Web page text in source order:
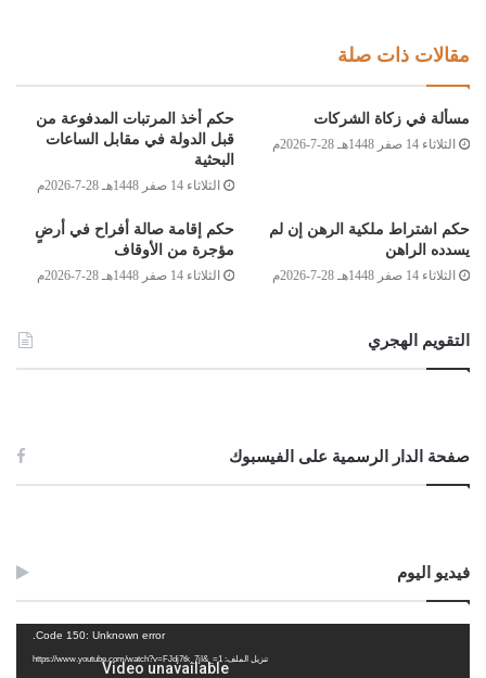
حجره” [الجامع لأحكام القرآن:112/5].
بأمرهما أجرا عظيما، إذا لم ينازعك في حضانتهما من هو أولى منك، والله أعلم.
وصلى الله على سيدنا محمد وعلى آله وصحبه وسلم
أعضاء لجنة الفتوى:
أحمد ميلاد قدور
الصادق بن عبد الرحمن الغرياني
مقالات ذات صلة
مسألة في زكاة الشركات
الثلاثاء 14 صفر 1448هـ 28-7-2026م
حكم أخذ المرتبات المدفوعة من
قبل الدولة في مقابل الساعات
البحثية
الثلاثاء 14 صفر 1448هـ 28-7-2026م
حكم اشتراط ملكية الرهن إن لم
يسدده الراهن
الثلاثاء 14 صفر 1448هـ 28-7-2026م
حكم إقامة صالة أفراح في أرضٍ
مؤجرة من الأوقاف
الثلاثاء 14 صفر 1448هـ 28-7-2026م
التقويم الهجري
صفحة الدار الرسمية على الفيسبوك
فيديو اليوم
Code 150: Unknown error.
تنزيل الملف: https://www.youtube.com/watch?v=FJdj7tk_7jI&_=1